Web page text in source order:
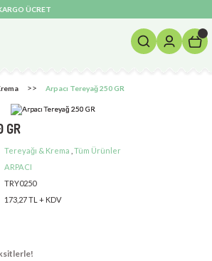
ÜCRETSİZ! ❄️ Soğuk Zincir ve Özel İzolasyonlu
Geri Dön
Arpacı Tereyağ 250 GR
GR
Tereyağı & Krema Tüm Ürünler
ARPACI
TRY0250
173,27 TL + KDV